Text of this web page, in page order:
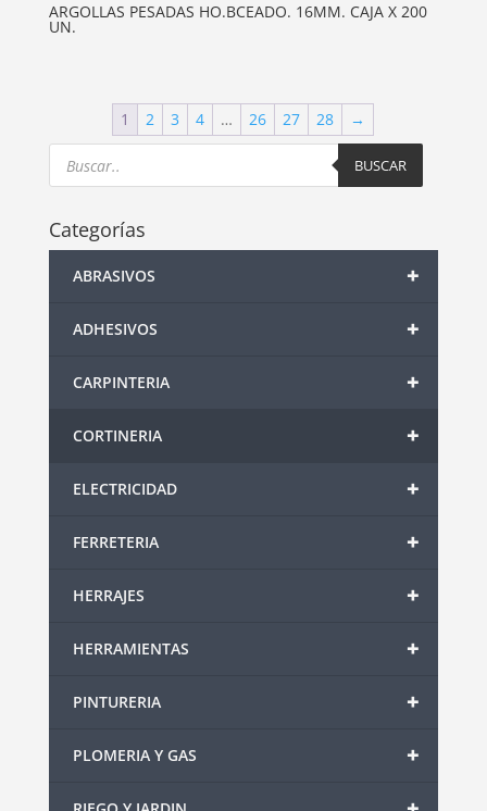
ARGOLLAS PESADAS HO.BCEADO. 16MM. CAJA X 200
UN.
1 2 3 4 … 26 27 28
→
Products
search BUSCAR
Categorías
+
ABRASIVOS
+
ADHESIVOS
+
CARPINTERIA
+
CORTINERIA
+
ELECTRICIDAD
+
FERRETERIA
+
HERRAJES
+
HERRAMIENTAS
+
PINTURERIA
+
PLOMERIA Y GAS